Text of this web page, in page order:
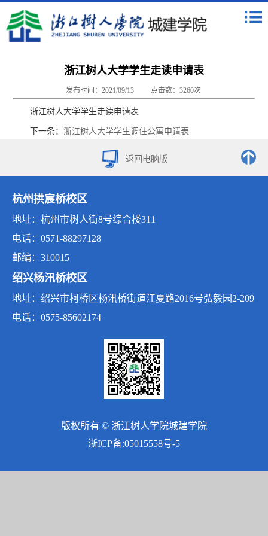
浙江树人大学学生走读申请表
发布时间：2021/09/13 点击数： 3260次
浙江树人大学学生走读申请表
下一条： 浙江树人大学学生调住公寓申请表
返回电脑版
杭州拱宸桥校区
地址：杭州市树人街8号综合楼311
电话：0571-88297128
邮编：310015
绍兴杨汛桥校区
地址：绍兴市柯桥区杨汛桥街道江夏路2016号弘毅园2-209
电话：0575-85602174
版权所有 © 浙江树人学院城建学院
浙ICP备:05015558号-5